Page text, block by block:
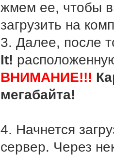
жмем ее, чтобы
загрузить на
3. Далее, после
It!
ВНИМАНИЕ!!!
мегабайта!
4. Начнется
сервер. Через